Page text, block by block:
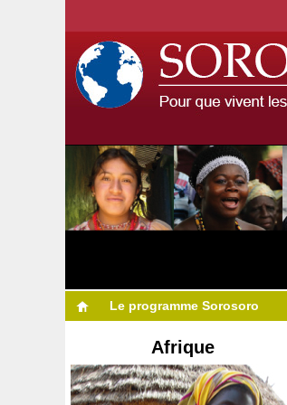
Le programme Sorosoro
Afrique